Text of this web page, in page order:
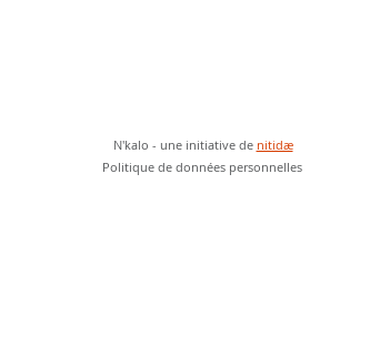
N'kalo - une initiative de nitidæ
Politique de données personnelles